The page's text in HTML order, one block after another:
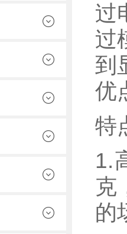
过
过
到
优
特
1.
克
的